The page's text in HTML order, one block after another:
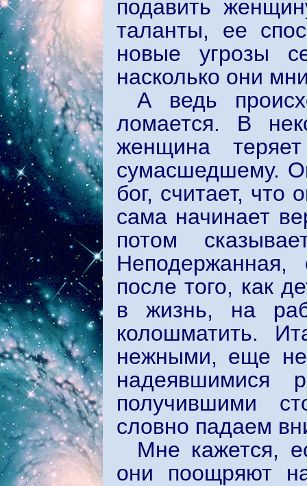
подавить
таланты, ее
новые угрозы
насколько они
А ведь
ломается. В
женщина
сумасшедшему.
бог, считает, что
сама начинает
потом
после того, как
в жизнь, на
колошматить.
нежными, еще не
надеявшимися
получившими
словно падаем
Мне кажется,
они поощряют